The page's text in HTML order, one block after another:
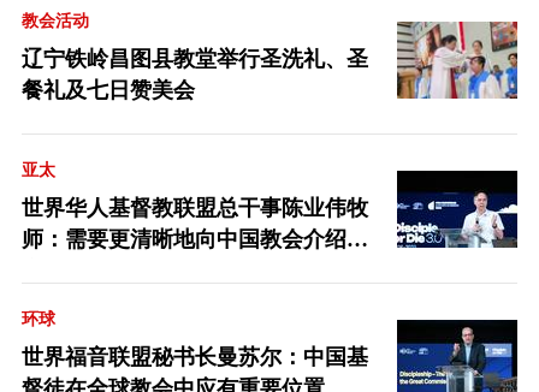
教会活动
辽宁铁岭昌图县教堂举行圣洗礼、圣
餐礼及七日赞美会
亚太
世界华人基督教联盟总干事陈业伟牧
师：需要更清晰地向中国教会介绍福
环球
世界福音联盟秘书长曼苏尔：中国基